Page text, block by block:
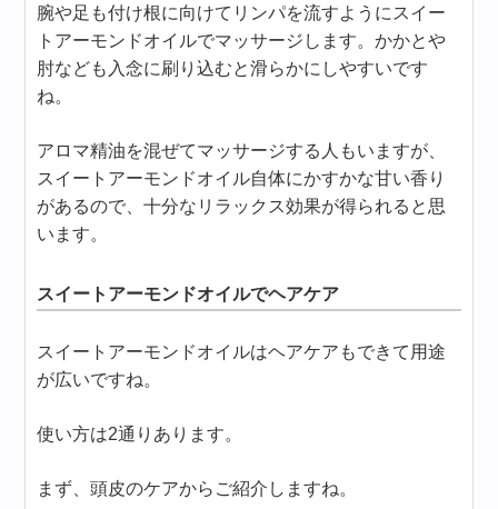
腕や足も付け根に向けてリンパを流すようにスイー
トアーモンドオイルでマッサージします。かかとや
肘なども入念に刷り込むと滑らかにしやすいです
ね。
アロマ精油を混ぜてマッサージする人もいますが、
スイートアーモンドオイル自体にかすかな甘い香り
があるので、十分なリラックス効果が得られると思
います。
スイートアーモンドオイルでヘアケア
スイートアーモンドオイルはヘアケアもできて用途
が広いですね。
使い方は2通りあります。
まず、頭皮のケアからご紹介しますね。